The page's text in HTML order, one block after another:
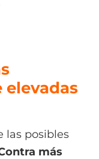
las posibles
más